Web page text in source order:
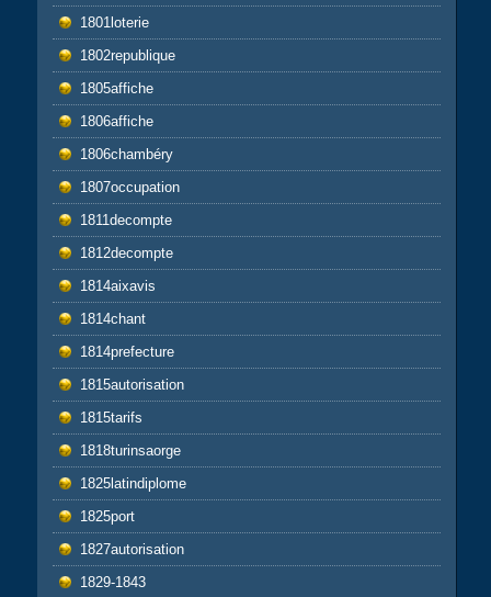
1801loterie
1802republique
1805affiche
1806affiche
1806chambéry
1807occupation
1811decompte
1812decompte
1814aixavis
1814chant
1814prefecture
1815autorisation
1815tarifs
1818turinsaorge
1825latindiplome
1825port
1827autorisation
1829-1843